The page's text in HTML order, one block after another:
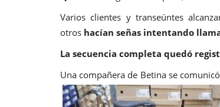
Varios clientes y transeúntes
otros hacían señas intentando
La secuencia completa quedó
Una compañera de Betina se
avanzar hacia Verano 2024: Mar
feliz